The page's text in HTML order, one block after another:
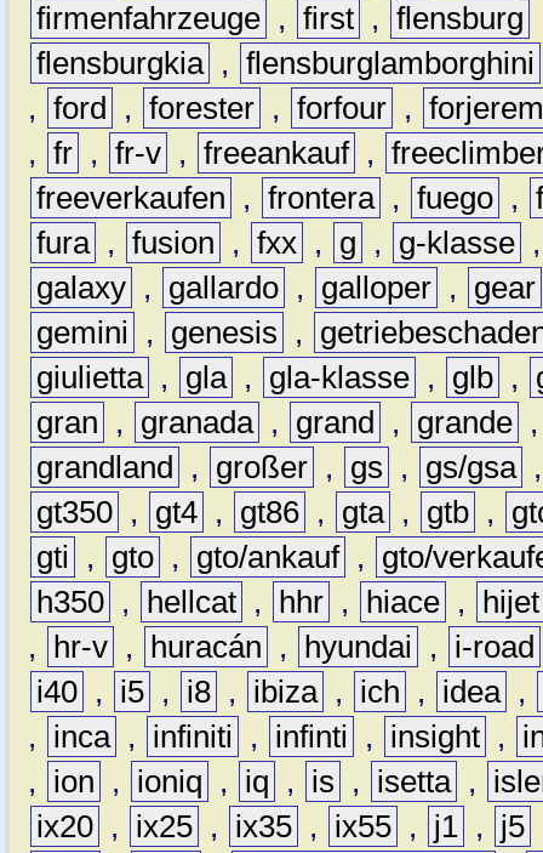
firmenfahrzeuge , first , flensburg
flensburgkia , flensburglamborghini
, ford , forester , forfour ,
, fr , fr-v , freeankauf ,
freeverkaufen
, frontera , fuego ,
fura , fusion , fxx , g , g-klasse
galaxy , gallardo , galloper ,
gear
gemini
, genesis ,
giulietta , gla , gla-klasse , glb ,
gran
, granada , grand , grande
grandland
, großer , gs , gs/gsa
gt350 , gt4 , gt86 , gta , gtb ,
gti
, gto , gto/ankauf ,
gto/
h350 , hellcat , hhr , hiace ,
hijet
,
hr-v , huracán , hyundai ,
i-road
i40 , i5 , i8 , ibiza , ich , idea ,
,
inca , infiniti , infinti , insight ,
,
ion , ioniq , iq , is , isetta ,
ix20 , ix25 , ix35 , ix55 , j1 , j5